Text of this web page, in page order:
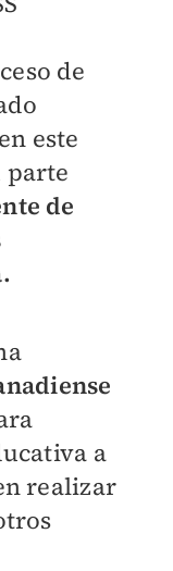
de
este
parte
de
a
realizar